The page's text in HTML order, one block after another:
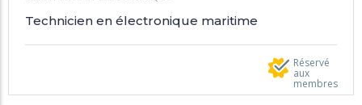
Technicien en électronique maritime
Réservé
aux
membres